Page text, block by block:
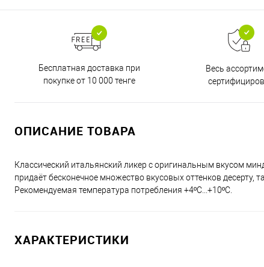
Бесплатная доставка при
покупке от 10 000 тенге
Весь
ОПИСАНИЕ ТОВАРА
Классический итальянский ликер с оригинальным вкусом
придаёт бесконечное множество вкусовых оттенков десерту,
Рекомендуемая температура потребления +4ºС...+10ºС.
ХАРАКТЕРИСТИКИ